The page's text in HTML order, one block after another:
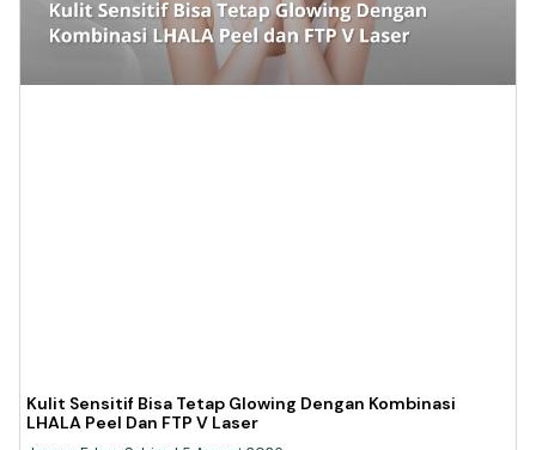
Kulit Sensitif Bisa Tetap Glowing Dengan Kombinasi
LHALA Peel Dan FTP V Laser